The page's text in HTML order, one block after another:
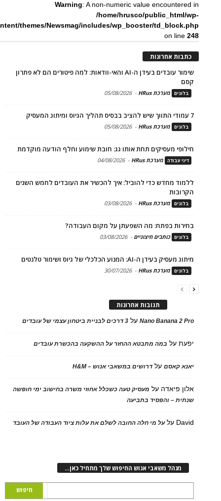
Warning: A non-numeric value encountered in
/home/hrusco/public_html/wp-
themes/Newsmag/includes/wp_booster/td_block.php
on line248
כתבות אחרונות
שימור עובדים בעידן ה-AI והאי-וודאות: למה פיטורים הם לא פתרון
קסם
בלוגים מערכת HRus -
05/08/2026
7 עמודי התווך שיש להציב בבסיס תהליך הגיוס ומיתוג המעסיק
בלוגים מערכת HRus -
05/08/2026
חילופי מעסיקים תחת אותו גג: חובת שימוע וחלף הודעה מוקדמת
דיני עבודה מערכת HRus -
04/08/2026
ללמוד מחדש כדי להוביל: איך להכשיר את העובדים לחמש השנים
הקרובות
בלוגים מערכת HRus -
03/08/2026
בחירות בפתח: מה השפעתן על מקום העבודה?
בלוגים כותבים חיצוניים -
03/08/2026
מיתוג מעסיק בעידן ה-AI: המנוע הכלכלי של גיוס ושימור טלנטים
בלוגים מערכת HRus -
30/07/2026
תגובות אחרונות
Nano Banana 2 Proעל 3 דרכים לבניית ביטחון עצמי של עובדים
יפעתעל במה מתבטא ההחזר על ההשקעה בהכשרת עובדים
יאנא קאסםעלדרושים במשאבי אנוש – H&M
אלון פיאדה על מעסיק טעה כשכלל אחוזי משרה בחישוב ימי חופשה
שנתית – והפסיד בתביעה
David עלעל מי חלה החובה לשלם את עלות ציוד העבודה של העובד
מנהל משאבי אנוש החיפוש שלך מתחיל כאן…